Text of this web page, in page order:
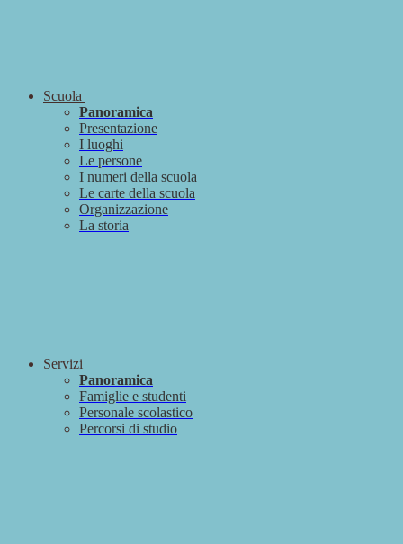
Scuola
Panoramica
Presentazione
I luoghi
Le persone
I numeri della scuola
Le carte della scuola
Organizzazione
La storia
Servizi
Panoramica
Famiglie e studenti
Personale scolastico
Percorsi di studio